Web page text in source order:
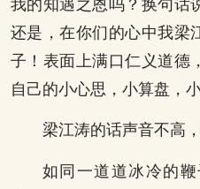
我的知遇之恩吗？换句话
还是，在你们的心中我梁
子！表面上满口仁义道德
自己的小心思，小算盘，
梁江涛的话声音不高
如同一道道冰冷的